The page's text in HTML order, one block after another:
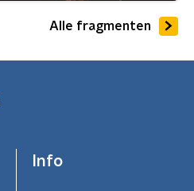
Alle fragmenten
Info